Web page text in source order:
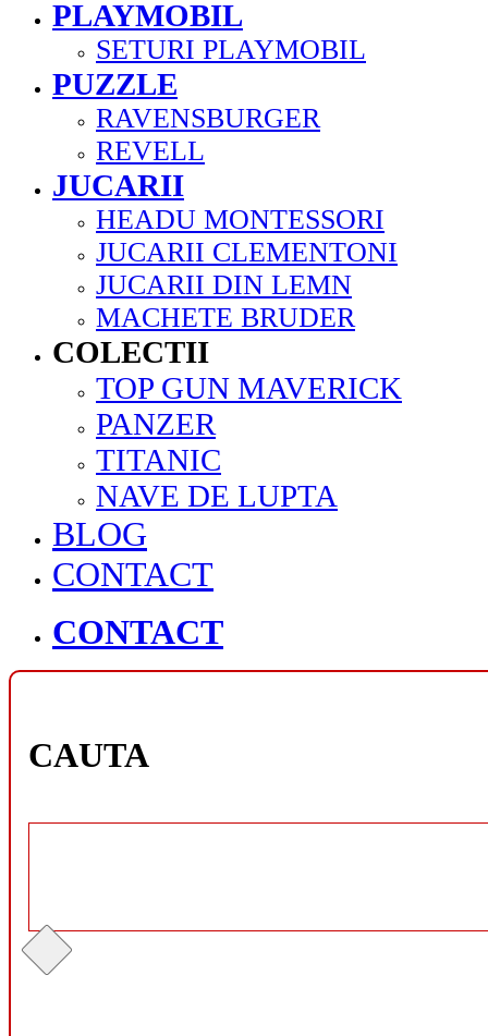
PLAYMOBIL
SETURI PLAYMOBIL
PUZZLE
RAVENSBURGER
REVELL
JUCARII
HEADU MONTESSORI
JUCARII CLEMENTONI
JUCARII DIN LEMN
MACHETE BRUDER
COLECTII
TOP GUN MAVERICK
PANZER
TITANIC
NAVE DE LUPTA
BLOG
CONTACT
CONTACT
CAUTA